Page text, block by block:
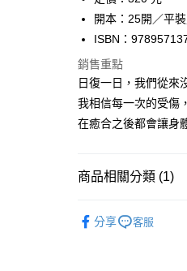
每筆NT$60，滿
付款後7-11取貨
每筆NT$60，滿
宅配
每筆NT$100，滿
開本：25開／平
ISBN：
銷售重點
日復一日，我們從來
我相信每一次的受傷，
在癒合之後都會讓身
商品相關分類 (1)
分享
客服